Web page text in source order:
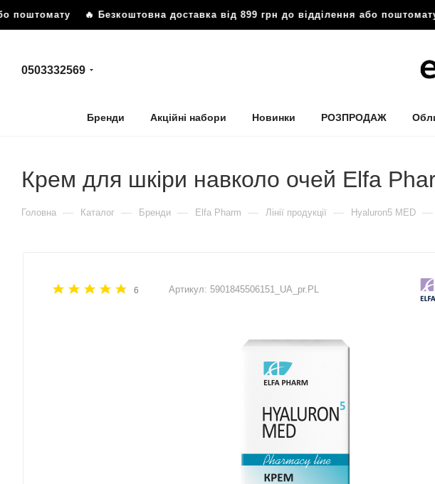
поштомату 🔥 Безкоштовна доставка від 899 грн до відділення або
0503332569
Бренди Акційні набори Новинки РОЗПРОДАЖ
Крем для шкіри навколо очей Elfa
Головна — Каталог — Бренди — Elfa Pharm — Лінії продукції — Hyaluron5 MED —
6 Артикул: 5901845506151_UA_pr.PL